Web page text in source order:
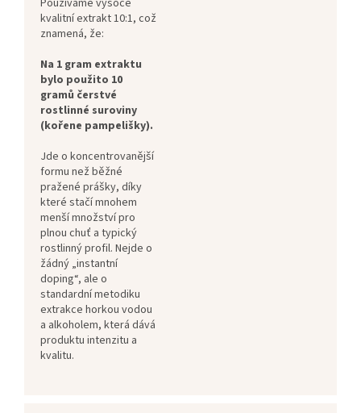
Používáme vysoce
kvalitní extrakt 10:1, což
znamená, že:
Na 1 gram extraktu
bylo použito 10
gramů čerstvé
rostlinné suroviny
(kořene pampelišky).
Jde o koncentrovanější
formu než běžné
pražené prášky, díky
které stačí mnohem
menší množství pro
plnou chuť a typický
rostlinný profil. Nejde o
žádný „instantní
doping“, ale o
standardní metodiku
extrakce horkou vodou
a alkoholem, která dává
produktu intenzitu a
kvalitu.